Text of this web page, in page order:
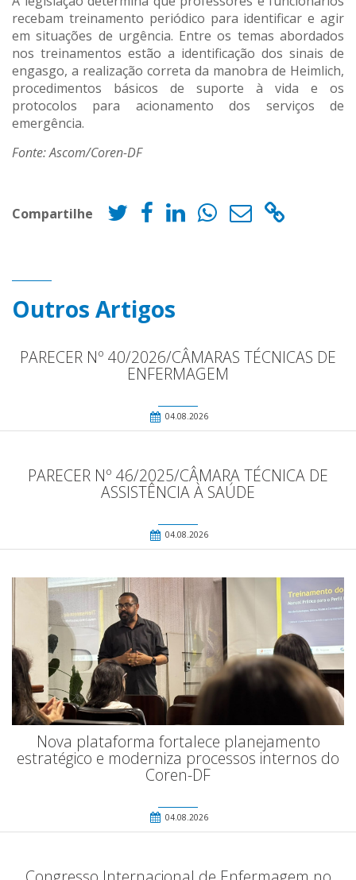
recebam treinamento periódico para identificar e agir
em situações de urgência. Entre os temas abordados
nos treinamentos estão a identificação dos sinais de
engasgo, a realização correta da manobra de Heimlich,
procedimentos básicos de suporte à vida e os
protocolos para acionamento dos serviços de
emergência.
Fonte: Ascom/Coren-DF
Compartilhe
Outros Artigos
PARECER Nº 40/2026/CÂMARAS TÉCNICAS DE
ENFERMAGEM
04.08.2026
PARECER Nº 46/2025/CÂMARA TÉCNICA DE
ASSISTÊNCIA À SAÚDE
04.08.2026
Nova plataforma fortalece planejamento
estratégico e moderniza processos internos do
Coren-DF
04.08.2026